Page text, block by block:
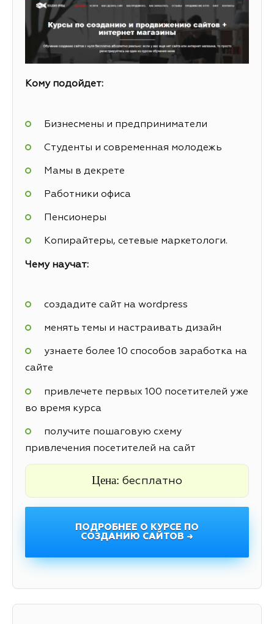
Кому подойдет:
Бизнесмены и предприниматели
Студенты и современная молодежь
Мамы в декрете
Работники офиса
Пенсионеры
Копирайтеры, сетевые маркетологи.
Чему научат:
создадите сайт на wordpress
менять темы и настраивать дизайн
узнаете более 10 способов заработка на
сайте
привлечете первых 100 посетителей уже
во время курса
получите пошаговую схему
привлечения посетителей на сайт
Цена: бесплатно
ПОДРОБНЕЕ О КУРСЕ ПО
СОЗДАНИЮ САЙТОВ →